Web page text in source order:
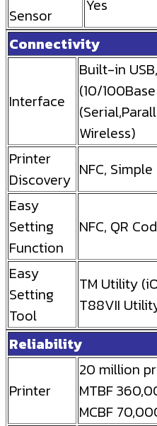
Sensor
Yes
Connectivity
Interface
Built-in
(10/
Wireless)
Printer
Discovery NFC,
Easy
Setting
Function
NFC, QR
Easy
Setting
Tool
TM Utility
T88VII
Reliability
Printer
20 million
MTBF
MCBF